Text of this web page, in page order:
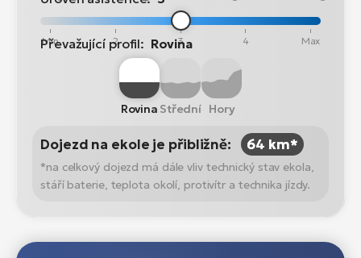
Min 2 3 4 Max
Převažující profil: Rovina
Rovina Střední Hory
Dojezd na ekole je přibližně: 64 km*
*na celkový dojezd má dále vliv technický stav ekola,
stáří baterie, teplota okolí, protivítr a technika jízdy.